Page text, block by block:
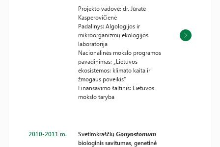
Projekto vadovė: dr. Jūratė
Kasperovičienė
Padalinys: Algologijos ir
mikroorganizmų ekologijos
laboratorija
Nacionalinės mokslo programos
pavadinimas: „Lietuvos
ekosistemos: klimato kaita ir
žmogaus poveikis“
Finansavimo šaltinis: Lietuvos
mokslo taryba
2010-2011 m. SvetimkraščiųGonyostomum
biologinis savitumas, genetinė